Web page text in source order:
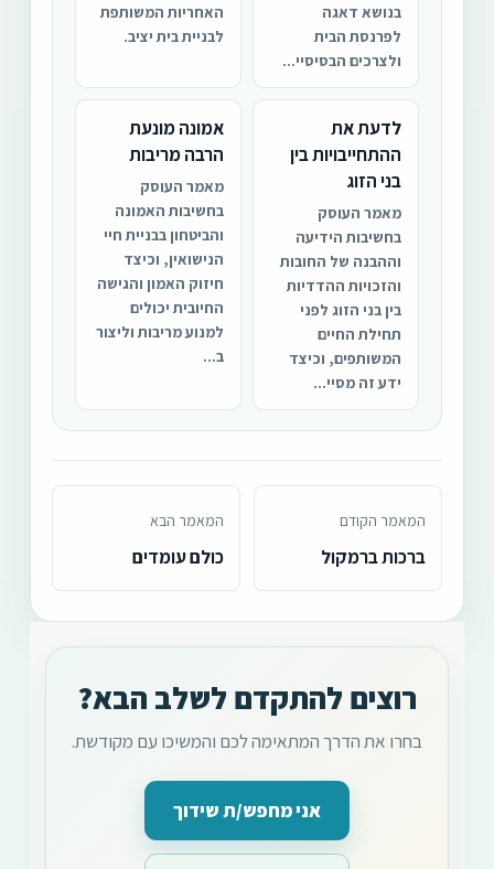
בנושא דאגה
לפרנסת הבית
ולצרכים הבסיסיי...
האחריות המשותפת
לבניית בית יציב.
לדעת את
ההתחייבויות בין
בני הזוג
מאמר העוסק
בחשיבות הידיעה
וההבנה של החובות
והזכויות ההדדיות
בין בני הזוג לפני
תחילת החיים
המשותפים, וכיצד
ידע זה מסיי...
אמונה מונעת
הרבה מריבות
מאמר העוסק
בחשיבות האמונה
והביטחון בבניית חיי
הנישואין, וכיצד
חיזוק האמון והגישה
החיובית יכולים
למנוע מריבות וליצור
ב...
המאמר הקודם
ברכות ברמקול
המאמר הבא
כולם עומדים
רוצים להתקדם לשלב הבא?
בחרו את הדרך המתאימה לכם והמשיכו עם מקודשת.
אני מחפש/ת שידוך